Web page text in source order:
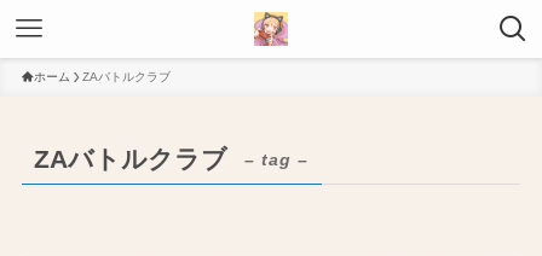
ホーム ZAバトルクラブ
ZAバトルクラブ – tag –